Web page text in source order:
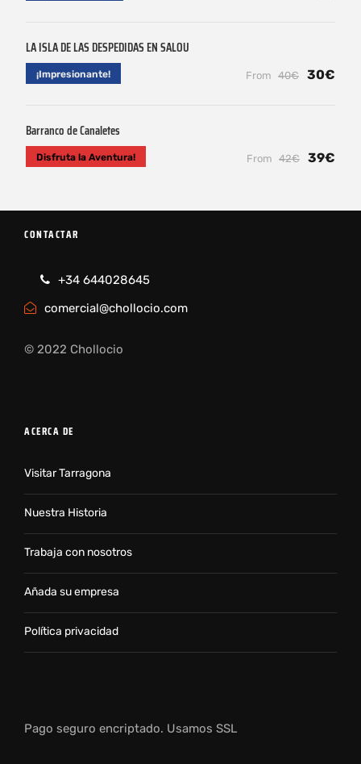
LA ISLA DE LAS DESPEDIDAS EN SALOU
¡Impresionante! From 40€ 30€
Barranco de Canaletes
Disfruta la Aventura! From 42€ 39€
CONTACTAR
+34 644028645
comercial@chollocio.com
© 2022 Chollocio
ACERCA DE
Visitar Tarragona
Nuestra Historia
Trabaja con nosotros
Añada su empresa
Política privacidad
Pago seguro encriptado. Usamos SSL